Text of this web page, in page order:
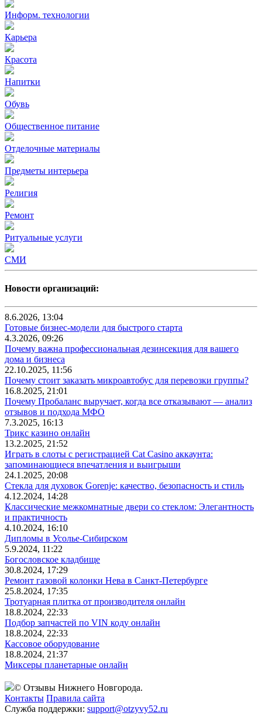
Информ. технологии
Карьера
Красота
Напитки
Обувь
Общественное питание
Отделочные материалы
Предметы интерьера
Религия
Ремонт
Ритуальные услуги
СМИ
Новости организаций:
8.6.2026, 13:04
Готовые бизнес-модели для быстрого старта
4.3.2026, 09:26
Почему важна профессиональная дезинсекция для вашего
дома и бизнеса
22.10.2025, 11:56
Почему стоит заказать микроавтобус для перевозки группы?
16.8.2025, 21:01
Почему Пробаланс выручает, когда все отказывают — анализ
отзывов и подхода МФО
7.3.2025, 16:13
Трикс казино онлайн
13.2.2025, 21:52
Играть в слоты с регистрацией Cat Casino аккаунта:
запоминающиеся впечатления и выигрыши
24.1.2025, 20:08
Стекла для духовок Gorenje: качество, безопасность и стиль
4.12.2024, 14:28
Классические межкомнатные двери со стеклом: Элегантность
и практичность
4.10.2024, 16:10
Дипломы в Усолье-Сибирском
5.9.2024, 11:22
Богословское кладбище
30.8.2024, 17:29
Ремонт газовой колонки Нева в Санкт-Петербурге
25.8.2024, 17:35
Тротуарная плитка от производителя онлайн
18.8.2024, 22:33
Подбор запчастей по VIN коду онлайн
18.8.2024, 22:33
Кассовое оборудование
18.8.2024, 21:37
Миксеры планетарные онлайн
© Отзывы Нижнего Новгорода.
Контакты Правила сайта
Служба поддержки: support@otzyvy52.ru